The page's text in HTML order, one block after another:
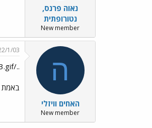
נאוה פרנס,
נטורופתית
New member
ה
האחים וויזלי
New member
1/03
../images/Emo49.gif../images/Emo151.gif../images/Emo143.gif מזל טוב!!
באמת